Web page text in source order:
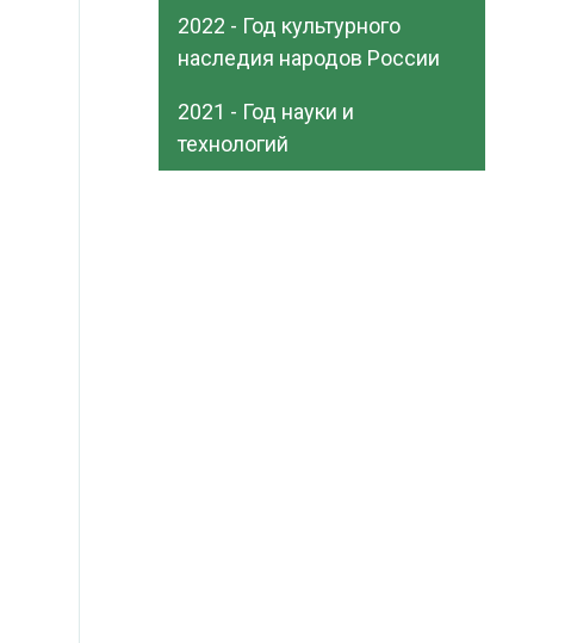
2022 - Год культурного
наследия народов России
2021 - Год науки и
технологий